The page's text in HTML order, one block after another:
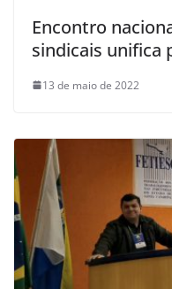
Encontro
sindicais unifica
13 de maio de 2022